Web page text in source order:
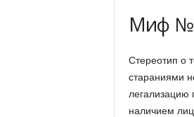
Миф
Стереотип о
стараниями
легализацию
наличием